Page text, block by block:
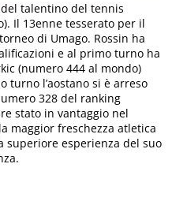
talentino del tennis
Il 13enne tesserato per il
di Umago. Rossin ha
e al primo turno ha
(numero 444 al mondo)
turno l’aostano si è arreso
328 del ranking
stato in vantaggio nel
maggior freschezza atletica
superiore esperienza del suo